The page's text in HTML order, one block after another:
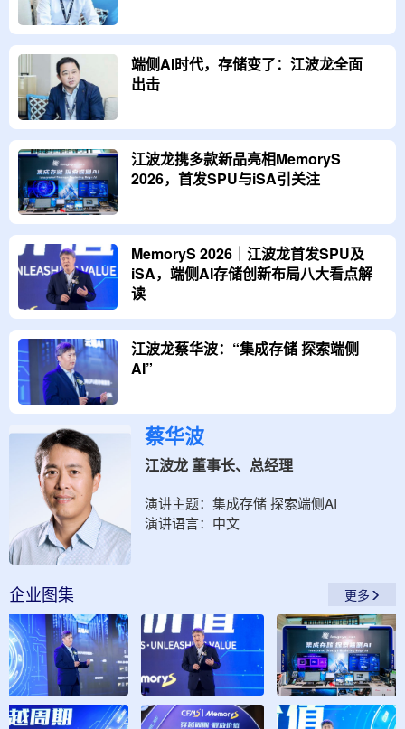
端侧AI时代，存储变了：江波龙全面
出击
江波龙携多款新品亮相MemoryS
2026，首发SPU与iSA引关注
MemoryS 2026｜江波龙首发SPU及
iSA，端侧AI存储创新布局八大看点解
读
江波龙蔡华波：“集成存储 探索端侧
AI”
蔡华波
江波龙 董事长、总经理
演讲主题： 集成存储 探索端侧AI
演讲语言： 中文
企业图集 更多